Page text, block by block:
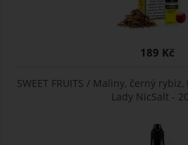
189 Kč
SWEET FRUITS / Maliny, černý
Lady NicSalt -